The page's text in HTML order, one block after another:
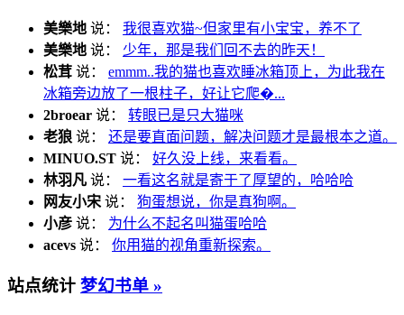
美樂地 说： 我很喜欢猫~但家里有小宝宝，养不了
美樂地 说： 少年，那是我们回不去的昨天！
松茸 说： emmm..我的猫也喜欢睡冰箱顶上，为此我在
冰箱旁边放了一根柱子，好让它爬�...
2broear 说： 转眼已是只大猫咪
老狼 说： 还是要直面问题，解决问题才是最根本之道。
MINUO.ST 说： 好久没上线，来看看。
林羽凡 说： 一看这名就是寄于了厚望的，哈哈哈
网友小宋 说： 狗蛋想说，你是真狗啊。
小彦 说： 为什么不起名叫猫蛋哈哈
acevs 说： 你用猫的视角重新探索。
站点统计 梦幻书单 »